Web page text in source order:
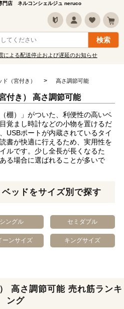
門店 ネルコンシェルジュ neruco
による配送停止および遅延のお知らせ
ド（宮付き） 高さ調節可能
付き） 高さ調節可能
棚）」がついた、利便性の高いベ
覚まし時計などの小物を置けるだ
USBポートが内蔵されているタイ
書が快適に行えるため、実用性を
ルです。少し全長が長くなるた
る場合に選ばれることが多いで
ッドをサイズ別で探す
シングル セミダブル
ーンサイズ キングサイズ
高さ調節可能 売れ筋ランキ
ング